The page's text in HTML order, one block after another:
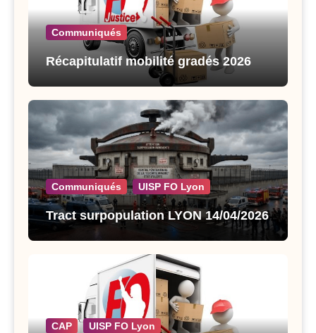
Communiqués
Récapitulatif mobilité gradés 2026
Communiqués UISP FO Lyon
Tract surpopulation LYON 14/04/2026
CAP UISP FO Lyon